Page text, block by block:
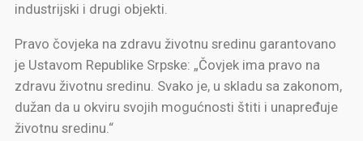
industrijski i drugi objekti.
Pravo čovjeka na zdravu životnu sredinu garantovano
je Ustavom Republike Srpske: „Čovjek ima pravo na
zdravu životnu sredinu. Svako je, u skladu sa zakonom,
dužan da u okviru svojih mogućnosti štiti i unapređuje
životnu sredinu.“